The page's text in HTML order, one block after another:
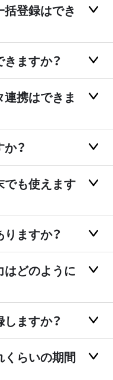
登録はでき
ますか？
携はできま
？
でも使えます
ますか？
はどのように
ますか？
くらいの期間